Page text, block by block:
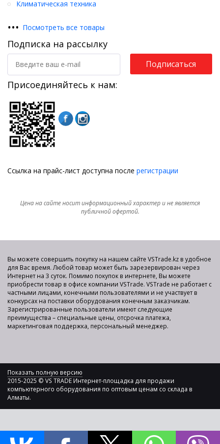
Климатическая техника
••• Посмотреть все товары
Подписка на рассылку
Подписаться
Присоединяйтесь к нам:
Ссылка на прайс-лист доступна после регистрации
Цена на сайте носит информационный характер и не является
публичной офертой.
Вы можете совершить покупку на нашем сайте VSTrade.kz в удобное
для Вас время. Любой товар может быть зарезервирован через
Интернет на 3 суток. Помимо покупок в интернете, Вы можете
приобрести товар в офисе компании VSTrade. VSTrade не работает с
частными лицами, конечными пользователями и не участвует в
конкурсах на поставки оборудования конечным заказчикам.
Зарегистрированные пользователи имеют следующие
преимущества – специальные цены, отсрочка платежа,
маркетинговая поддержка, персональный менеджер.
Показать полную версию
2015-2025 © VS TRADE Интернет-площадка для продажи
компьютерного оборудования по оптовым ценам со склада в
Алматы.